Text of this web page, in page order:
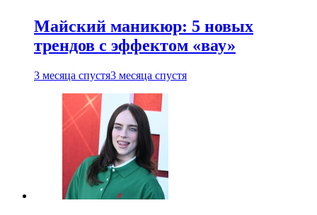
Майский маникюр: 5 новых
трендов с эффектом «вау»
3 месяца спустя3 месяца спустя